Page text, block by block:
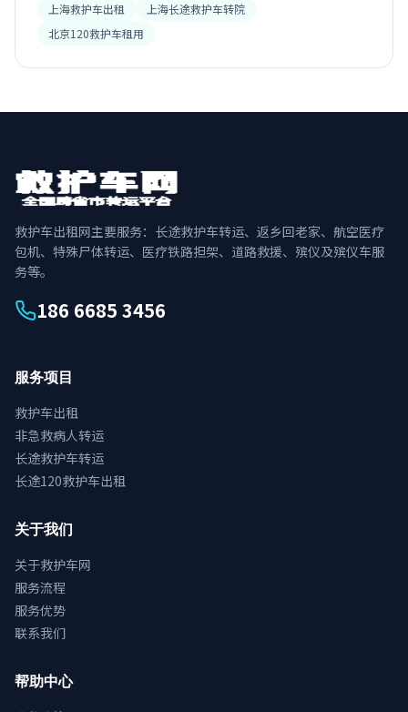
上海救护车出租
上海长途救护车转院
北京120救护车租用
救护车出租网主要服务：长途救护车转运、返乡回老家、航空医疗
包机、特殊尸体转运、医疗铁路担架、道路救援、殡仪及殡仪车服
务等。
186 6685 3456
服务项目
救护车出租
非急救病人转运
长途救护车转运
长途120救护车出租
关于我们
关于救护车网
服务流程
服务优势
联系我们
帮助中心